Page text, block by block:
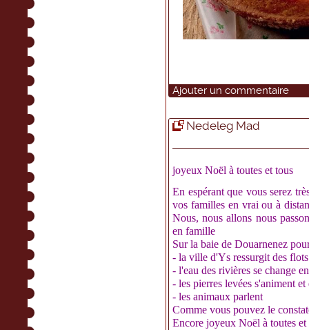
Ajouter un commentaire
Nedeleg Mad
joyeux Noël à toutes et tous
En espérant que vous serez
vos familles en vrai ou à
Nous, nous allons nous
en famille
Sur la baie de Douarnenez
- la ville d'Ys ressurgit des flots
- l'eau des rivières se change
- les pierres levées s'animent
- les animaux parlent
Comme vous pouvez le
Encore joyeux Noël à toutes